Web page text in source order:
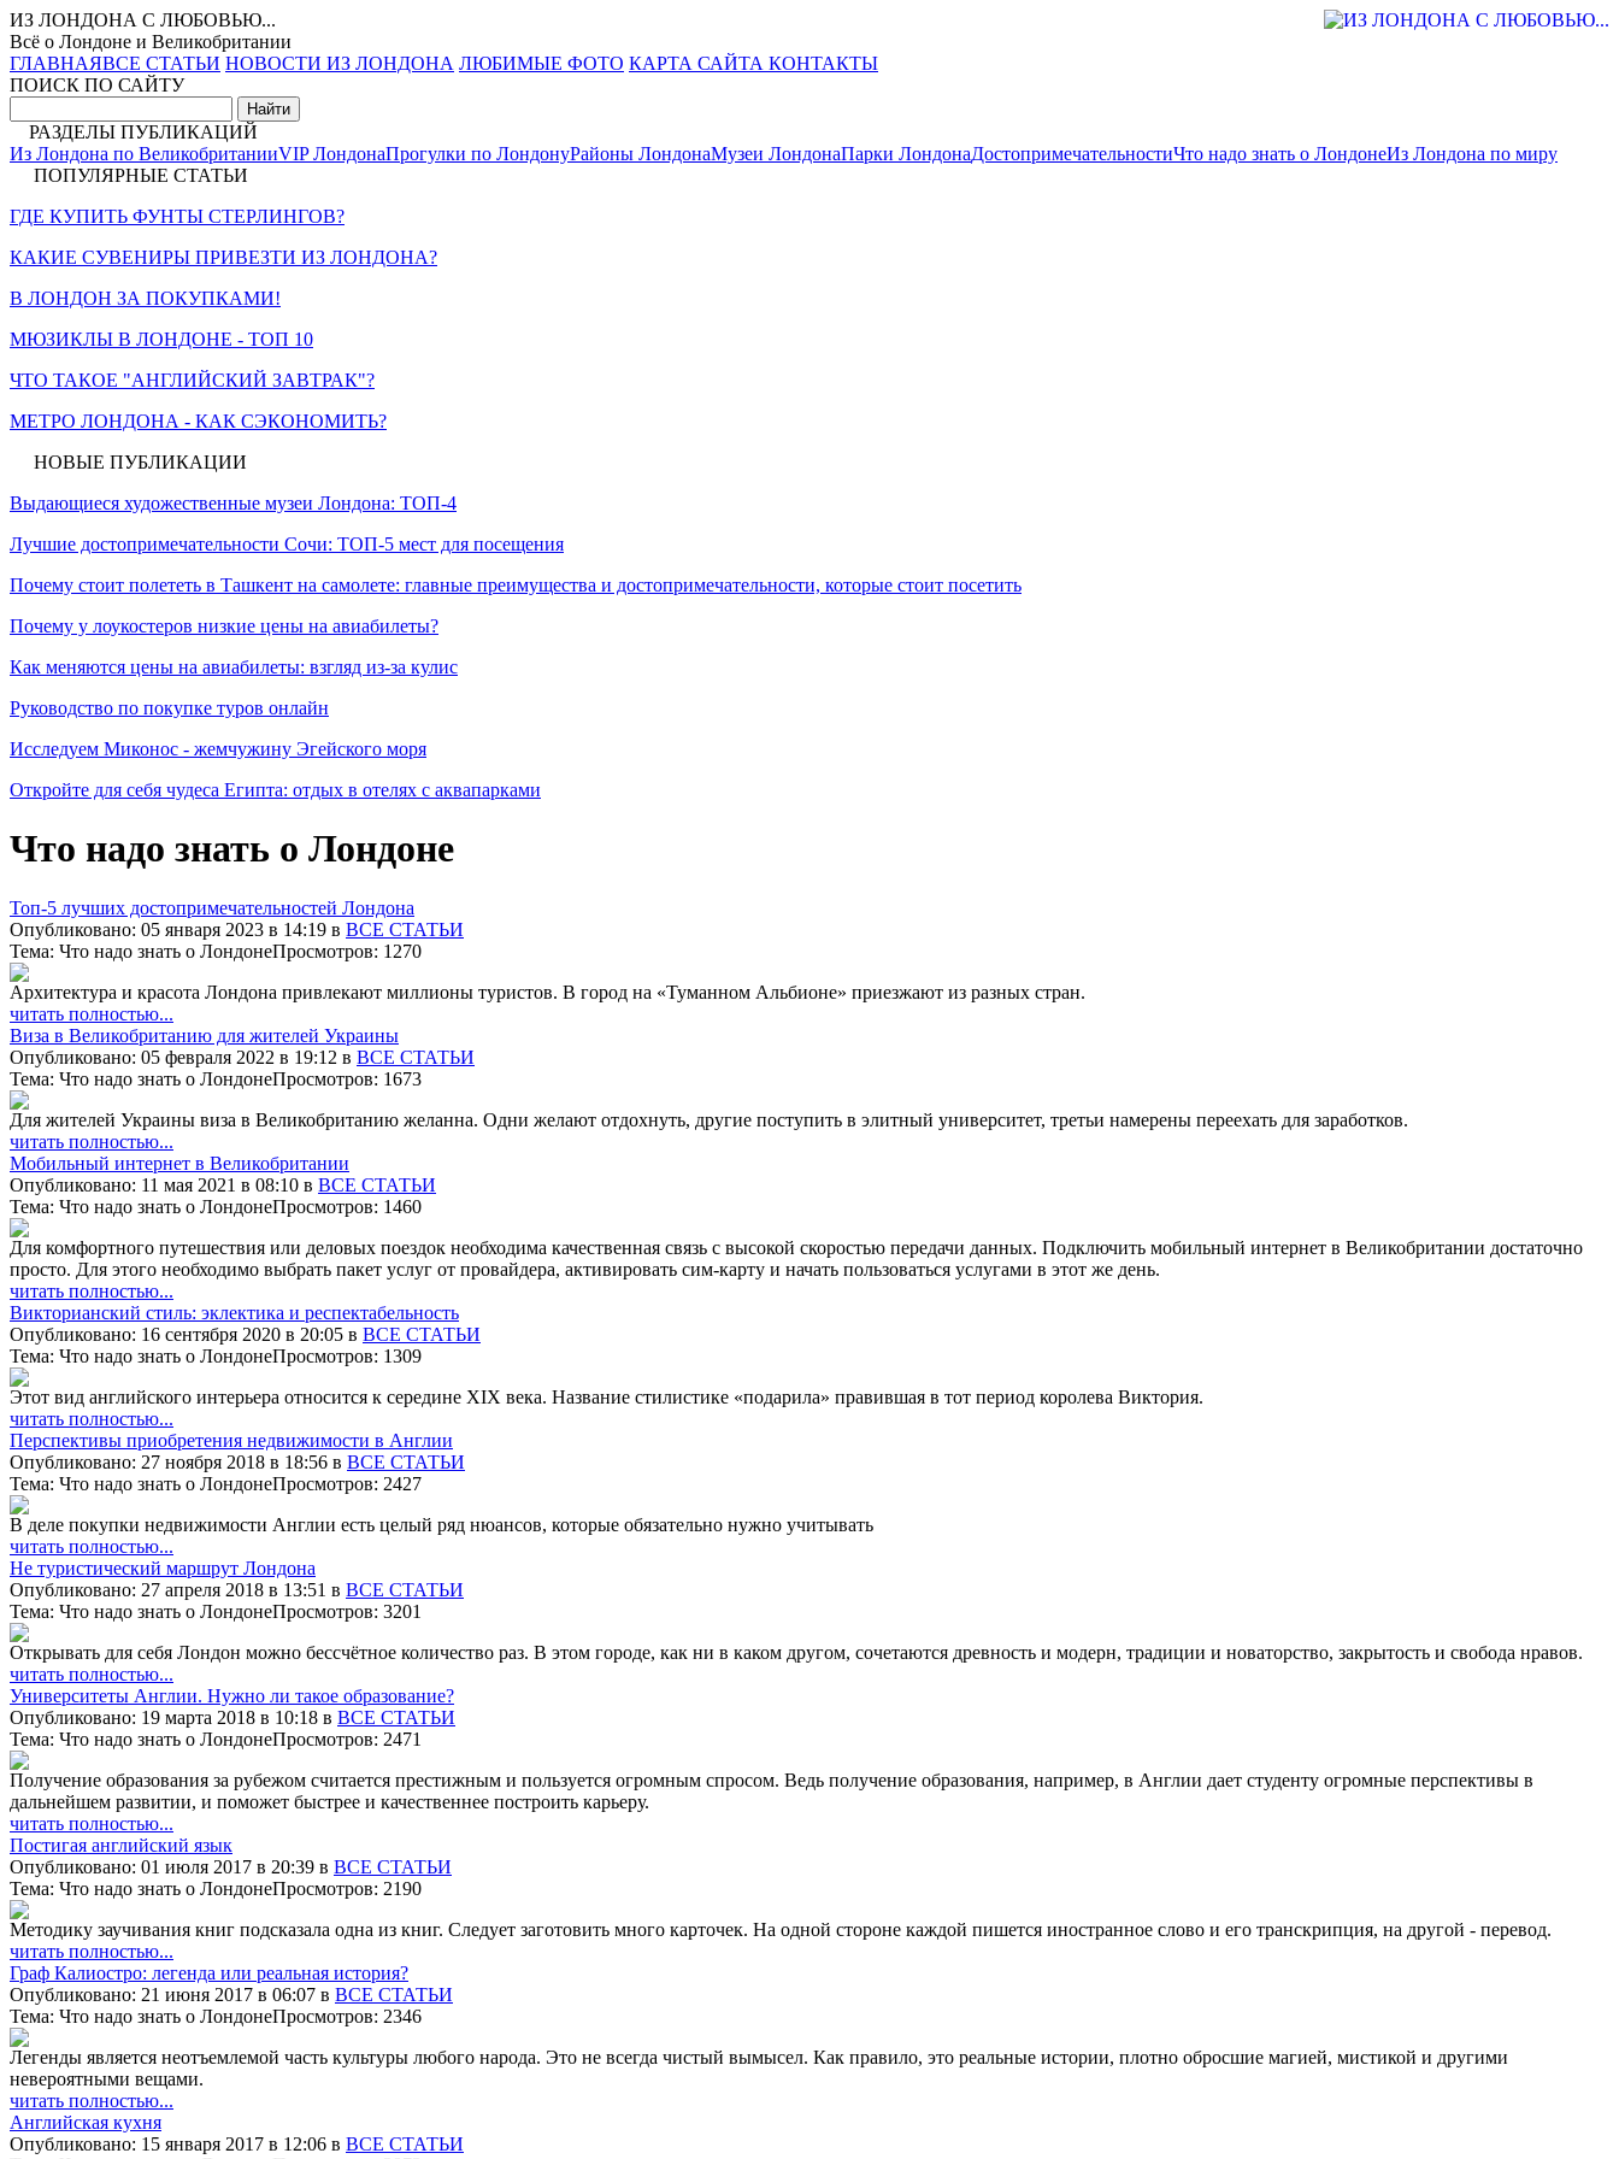
ИЗ ЛОНДОНА С ЛЮБОВЬЮ...
Всё о Лондоне и Великобритании
ГЛАВНАЯВСЕ СТАТЬИ НОВОСТИ ИЗ ЛОНДОНА ЛЮБИМЫЕ ФОТО КАРТА САЙТА КОНТАКТЫ
ПОИСК ПО САЙТУ
РАЗДЕЛЫ ПУБЛИКАЦИЙ
Из Лондона по ВеликобританииVIP ЛондонаПрогулки по ЛондонуРайоны ЛондонаМузеи ЛондонаПарки ЛондонаДостопримечательностиЧто надо знать о ЛондонеИз Лондона по миру
ПОПУЛЯРНЫЕ СТАТЬИ
ГДЕ КУПИТЬ ФУНТЫ СТЕРЛИНГОВ?
КАКИЕ СУВЕНИРЫ ПРИВЕЗТИ ИЗ ЛОНДОНА?
В ЛОНДОН ЗА ПОКУПКАМИ!
МЮЗИКЛЫ В ЛОНДОНЕ - ТОП 10
ЧТО ТАКОЕ "АНГЛИЙСКИЙ ЗАВТРАК"?
МЕТРО ЛОНДОНА - КАК СЭКОНОМИТЬ?
НОВЫЕ ПУБЛИКАЦИИ
Выдающиеся художественные музеи Лондона: ТОП-4
Лучшие достопримечательности Сочи: ТОП-5 мест для посещения
Почему стоит полететь в Ташкент на самолете: главные преимущества и достопримечательности, которые стоит посетить
Почему у лоукостеров низкие цены на авиабилеты?
Как меняются цены на авиабилеты: взгляд из-за кулис
Руководство по покупке туров онлайн
Исследуем Миконос - жемчужину Эгейского моря
Откройте для себя чудеса Египта: отдых в отелях с аквапарками
Что надо знать о Лондоне
Топ-5 лучших достопримечательностей Лондона
Опубликовано: 05 января 2023 в 14:19 в ВСЕ СТАТЬИ
Тема: Что надо знать о ЛондонеПросмотров: 1270
Архитектура и красота Лондона привлекают миллионы туристов. В город на «Туманном Альбионе» приезжают из разных стран.
читать полностью...
Виза в Великобританию для жителей Украины
Опубликовано: 05 февраля 2022 в 19:12 в ВСЕ СТАТЬИ
Тема: Что надо знать о ЛондонеПросмотров: 1673
Для жителей Украины виза в Великобританию желанна. Одни желают отдохнуть, другие поступить в элитный университет, третьи намерены переехать для заработков.
читать полностью...
Мобильный интернет в Великобритании
Опубликовано: 11 мая 2021 в 08:10 в ВСЕ СТАТЬИ
Тема: Что надо знать о ЛондонеПросмотров: 1460
Для комфортного путешествия или деловых поездок необходима качественная связь с высокой скоростью передачи данных. Подключить мобильный интернет в Великобритании достаточно
просто. Для этого необходимо выбрать пакет услуг от провайдера, активировать сим-карту и начать пользоваться услугами в этот же день.
читать полностью...
Викторианский стиль: эклектика и респектабельность
Опубликовано: 16 сентября 2020 в 20:05 в ВСЕ СТАТЬИ
Тема: Что надо знать о ЛондонеПросмотров: 1309
Этот вид английского интерьера относится к середине XIX века. Название стилистике «подарила» правившая в тот период королева Виктория.
читать полностью...
Перспективы приобретения недвижимости в Англии
Опубликовано: 27 ноября 2018 в 18:56 в ВСЕ СТАТЬИ
Тема: Что надо знать о ЛондонеПросмотров: 2427
В деле покупки недвижимости Англии есть целый ряд нюансов, которые обязательно нужно учитывать
читать полностью...
Не туристический маршрут Лондона
Опубликовано: 27 апреля 2018 в 13:51 в ВСЕ СТАТЬИ
Тема: Что надо знать о ЛондонеПросмотров: 3201
Открывать для себя Лондон можно бессчётное количество раз. В этом городе, как ни в каком другом, сочетаются древность и модерн, традиции и новаторство, закрытость и свобода нравов.
читать полностью...
Университеты Англии. Нужно ли такое образование?
Опубликовано: 19 марта 2018 в 10:18 в ВСЕ СТАТЬИ
Тема: Что надо знать о ЛондонеПросмотров: 2471
Получение образования за рубежом считается престижным и пользуется огромным спросом. Ведь получение образования, например, в Англии дает студенту огромные перспективы в
дальнейшем развитии, и поможет быстрее и качественнее построить карьеру.
читать полностью...
Постигая английский язык
Опубликовано: 01 июля 2017 в 20:39 в ВСЕ СТАТЬИ
Тема: Что надо знать о ЛондонеПросмотров: 2190
Методику заучивания книг подсказала одна из книг. Следует заготовить много карточек. На одной стороне каждой пишется иностранное слово и его транскрипция, на другой - перевод.
читать полностью...
Граф Калиостро: легенда или реальная история?
Опубликовано: 21 июня 2017 в 06:07 в ВСЕ СТАТЬИ
Тема: Что надо знать о ЛондонеПросмотров: 2346
Легенды является неотъемлемой часть культуры любого народа. Это не всегда чистый вымысел. Как правило, это реальные истории, плотно обросшие магией, мистикой и другими
невероятными вещами.
читать полностью...
Английская кухня
Опубликовано: 15 января 2017 в 12:06 в ВСЕ СТАТЬИ